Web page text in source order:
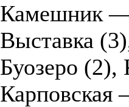
Камешник
Выставка (3)
Буозеро (2),
Карповская